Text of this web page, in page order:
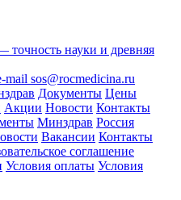
точность науки и древняя
sos@rocmedicina.ru
Документы Цены
Акции Новости Контакты
Минздрав Россия
Вакансии Контакты
соглашение
Условия оплаты Условия